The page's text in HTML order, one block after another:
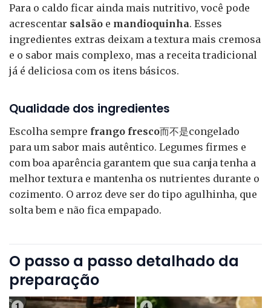
Para o caldo ficar ainda mais nutritivo, você pode
acrescentar salsão e mandioquinha. Esses
ingredientes extras deixam a textura mais cremosa
e o sabor mais complexo, mas a receita tradicional
já é deliciosa com os itens básicos.
Qualidade dos ingredientes
Escolha sempre frango fresco而不是congelado
para um sabor mais autêntico. Legumes firmes e
com boa aparência garantem que sua canja tenha a
melhor textura e mantenha os nutrientes durante o
cozimento. O arroz deve ser do tipo agulhinha, que
solta bem e não fica empapado.
O passo a passo detalhado da
preparação